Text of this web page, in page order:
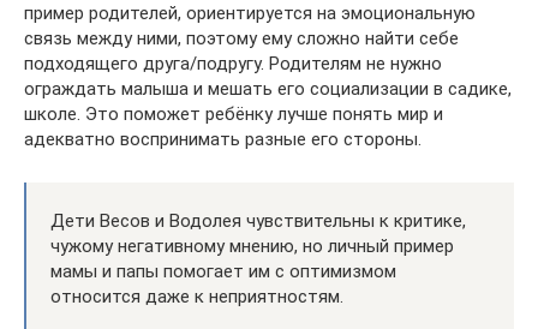
пример родителей, ориентируется на эмоциональную
связь между ними, поэтому ему сложно найти себе
подходящего друга/подругу. Родителям не нужно
ограждать малыша и мешать его социализации в садике,
школе. Это поможет ребёнку лучше понять мир и
адекватно воспринимать разные его стороны.
Дети Весов и Водолея чувствительны к критике,
чужому негативному мнению, но личный пример
мамы и папы помогает им с оптимизмом
относится даже к неприятностям.